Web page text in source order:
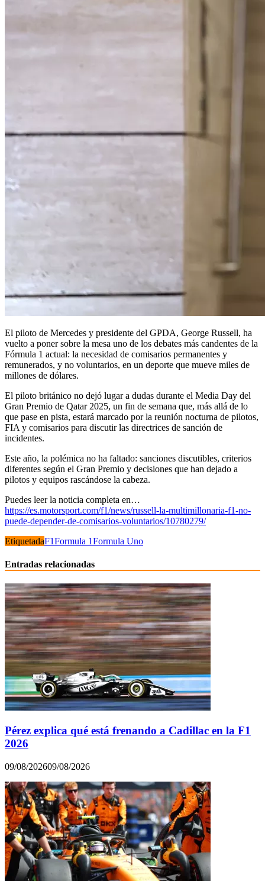
El piloto de Mercedes y presidente del GPDA, George Russell, ha
vuelto a poner sobre la mesa uno de los debates más candentes de la
Fórmula 1 actual: la necesidad de comisarios permanentes y
remunerados, y no voluntarios, en un deporte que mueve miles de
millones de dólares.
El piloto británico no dejó lugar a dudas durante el Media Day del
Gran Premio de Qatar 2025, un fin de semana que, más allá de lo
que pase en pista, estará marcado por la reunión nocturna de pilotos,
FIA y comisarios para discutir las directrices de sanción de
incidentes.
Este año, la polémica no ha faltado: sanciones discutibles, criterios
diferentes según el Gran Premio y decisiones que han dejado a
pilotos y equipos rascándose la cabeza.
Puedes leer la noticia completa en…
https://es.motorsport.com/f1/news/russell-la-multimillonaria-f1-no-
puede-depender-de-comisarios-voluntarios/10780279/
EtiquetadaF1Formula 1Formula Uno
Entradas relacionadas
Pérez explica qué está frenando a Cadillac en la F1
2026
09/08/202609/08/2026